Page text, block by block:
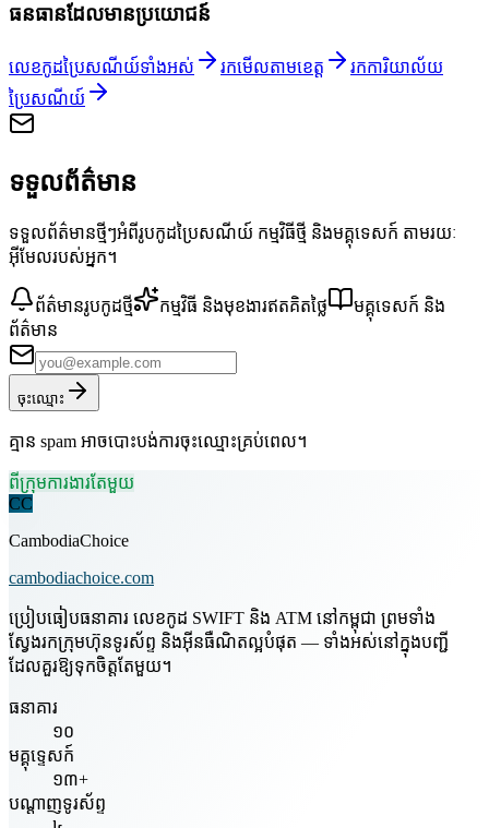
ធនធានដែលមានប្រយោជន៍
លេខកូដប្រៃសណីយ៍ទាំងអស់ រកមើលតាមខេត្ត
រកការិយាល័យ
ប្រៃសណីយ៍
ទទួលព័ត៌មាន
ទទួលព័ត៌មានថ្មីៗអំពីរូបកូដប្រៃសណីយ៍ កម្មវិធីថ្មី និងមគ្គុទេសក៍ តាមរយៈ
អ៊ីមែលរបស់អ្នក។
ព័ត៌មានរូបកូដថ្មី កម្មវិធី និងមុខងារឥតគិតថ្លៃ
មគ្គុទេសក៍ និង
ព័ត៌មាន
ចុះឈ្មោះ
គ្មាន spam អាចបោះបង់ការចុះឈ្មោះគ្រប់ពេល។
ពីក្រុមការងារតែមួយ
CC
CambodiaChoice
cambodiachoice.com
ប្រៀបធៀបធនាគារ លេខកូដ SWIFT និង ATM នៅកម្ពុជា ព្រមទាំង
ស្វែងរកក្រុមហ៊ុនទូរស័ព្ទ និងអ៊ីនធឺណិតល្អបំផុត — ទាំងអស់នៅក្នុងបញ្ជី
ដែលគួរឱ្យទុកចិត្តតែមួយ។
ធនាគារ
១០
មគ្គុទ្ទេសក៍
១៣+
បណ្តាញទូរស័ព្ទ